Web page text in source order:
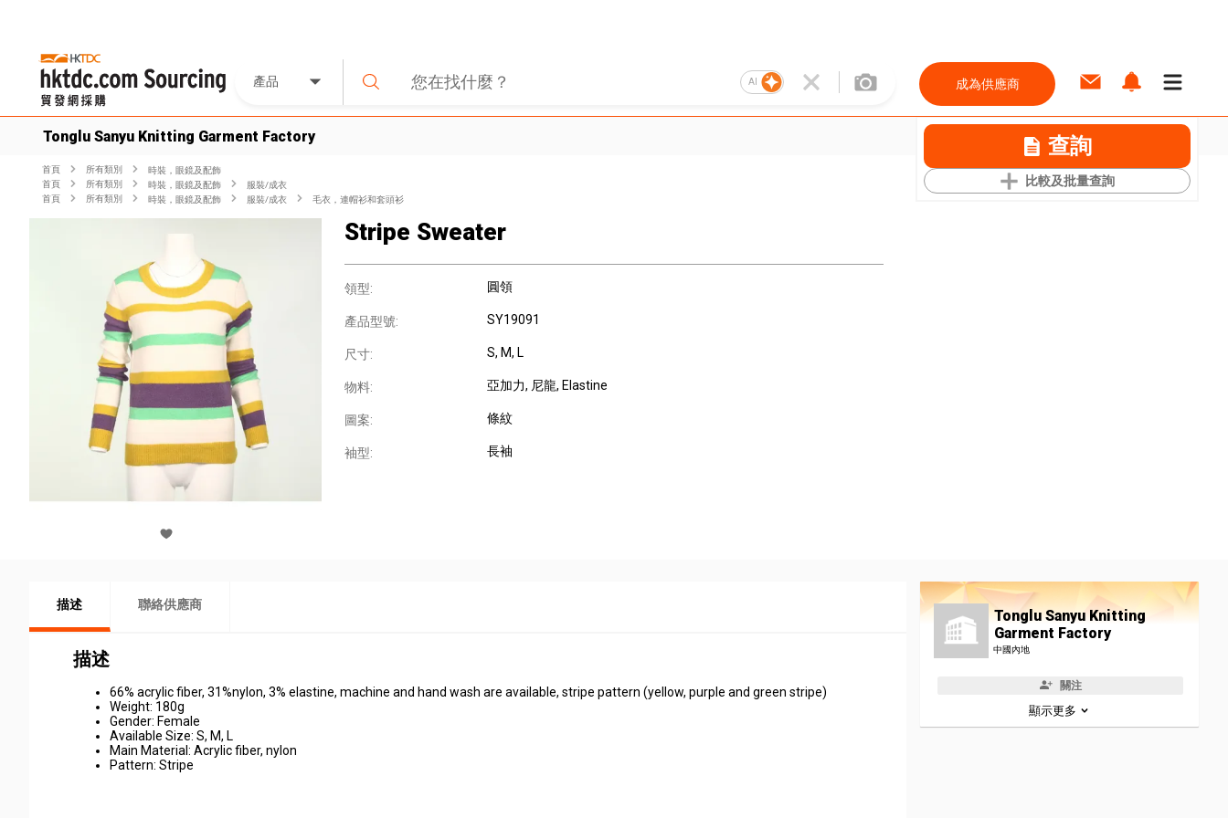
產品 AI 成為供應商
Tonglu Sanyu Knitting Garment Factory 查詢
比較及批量查詢
首頁 所有類別
時裝，眼鏡及配飾
首頁
所有類別 時裝，眼鏡及配飾
服裝/成衣
首頁
所有類別 時裝，眼鏡及配飾 服裝/成衣 毛衣，連帽衫和套頭衫
Stripe Sweater
領型: 圓領
產品型號: SY19091
尺寸: S, M, L
物料: 亞加力, 尼龍, Elastine
圖案: 條紋
袖型: 長袖
描述 聯絡供應商
描述
66% acrylic fiber, 31%nylon, 3% elastine, machine and hand wash are available, stripe pattern (yellow, purple and green stripe)
Weight: 180g
Gender: Female
Available Size: S, M, L
Main Material: Acrylic fiber, nylon
Pattern: Stripe
Tonglu Sanyu Knitting
Garment Factory
中國內地
關注
顯示更多